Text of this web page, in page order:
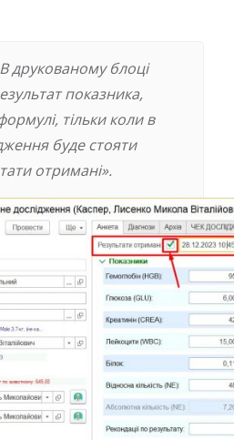
В друкованому блоці
показника,
тільки коли в
буде стояти
отримані».